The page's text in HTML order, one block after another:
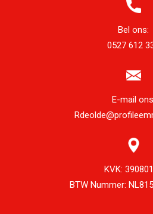
Bel ons:
0527 612
E-mail
KVK:
BTW Nummer: